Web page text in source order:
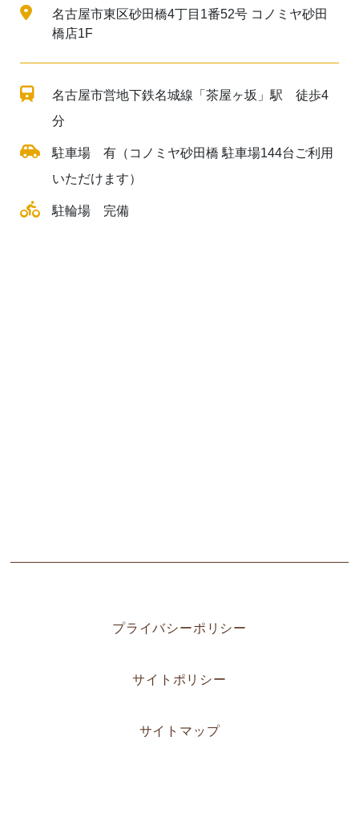
名古屋市東区砂田橋4丁目1番52号 コノミヤ砂田
橋店1F
名古屋市営地下鉄名城線「茶屋ヶ坂」駅 徒歩4
分
駐車場 有（コノミヤ砂田橋 駐車場144台ご利用
いただけます）
駐輪場 完備
プライバシーポリシー
サイトポリシー
サイトマップ